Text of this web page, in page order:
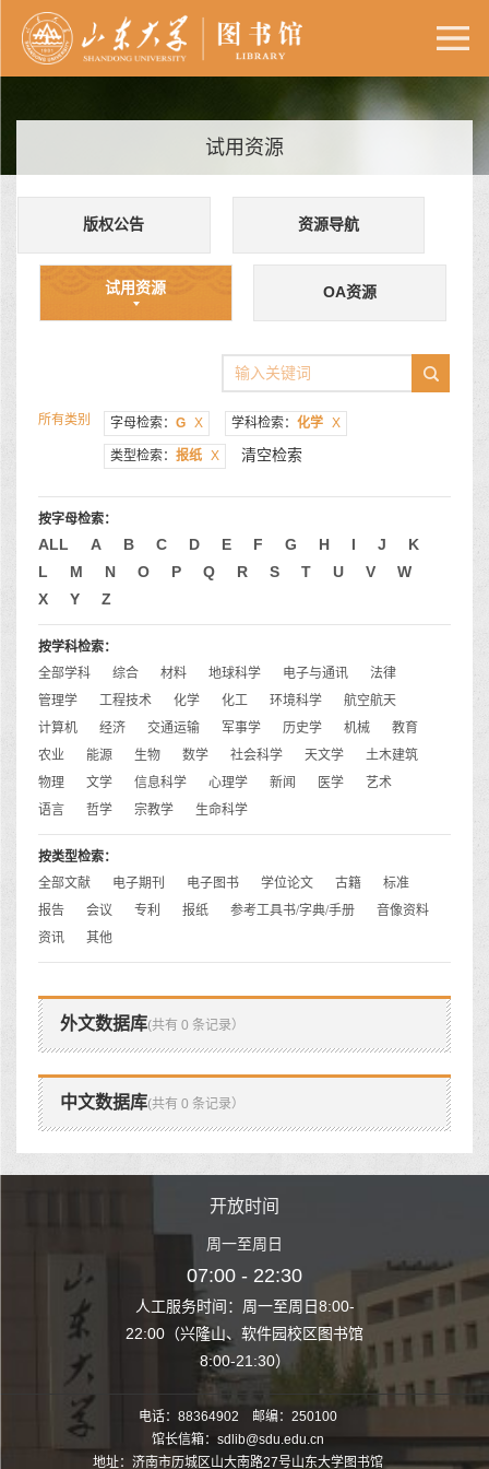
试用资源
版权公告 资源导航
试用资源 OA资源
所有类别 字母检索： G X 学科检索： 化学 X
类型检索： 报纸 X 清空检索
按字母检索：
ALL A B C D E F G H I J
K
L
M N O P Q R S T U V
W
X
Y Z
按学科检索：
全部学科
综合 材料 地球科学 电子与通讯
法律
管理学
工程技术 化学 化工 环境科学
航空航天
计算机
经济 交通运输 军事学 历史学 机械
教育
农业
能源 生物 数学 社会科学 天文学
土木建筑
物理
文学 信息科学 心理学 新闻 医学
艺术
语言
哲学 宗教学 生命科学
按类型检索：
全部文献
电子期刊 电子图书 学位论文 古籍
标准
报告
会议 专利 报纸 参考工具书/字典/手册
音像资料
资讯
其他
外文数据库(共有 0 条记录）
中文数据库(共有 0 条记录）
至周日8:00-
园校区图书馆
开放时间
周一至周日
07:00 - 22:30
人工服务时间：周一至周日8:00-
22:00（兴隆山、软件园校区图书馆
8:00-21:30）
人工服务时间
22:00（兴隆山
电话：88364902 邮编：250100
馆长信箱：sdlib@sdu.edu.cn
地址：济南市历城区山大南路27号山东大学图书馆